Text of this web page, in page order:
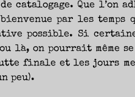
Que l’on
par les temps
possible. Si
là, on pourrait même
finale et les jours
peu).